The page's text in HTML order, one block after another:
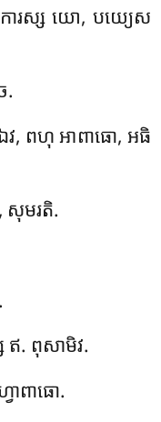
ារស្ស យោ, បយ្យេស
.
វ, ពហុ អាពាធោ, អធិ
សុមរតិ.
ឥ. ពុសាមិវ.
ាពាធោ.